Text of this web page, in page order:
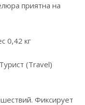
приятна на
0,42 кг
(Travel)
Фиксирует